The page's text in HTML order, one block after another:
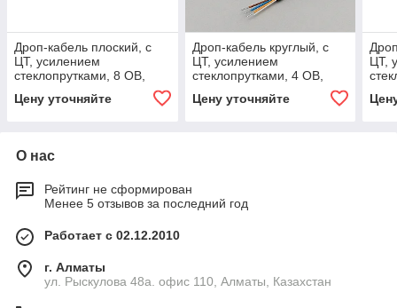
Дроп-кабель плоский, с
ЦТ, усилением
стеклопрутками, 8 ОВ,
облегчённый, 3 кН
Цену уточняйте
Дроп-кабель круглый, с
ЦТ, усилением
стеклопрутками, 4 ОВ,
облегчённый, 1.5 кН
Цену уточняйте
ЦТ,
О нас
Рейтинг не сформирован
Менее 5 отзывов за последний год
Работает с 02.12.2010
г. Алматы
ул. Рыскулова 48а. офис 110, Алматы, Казахстан